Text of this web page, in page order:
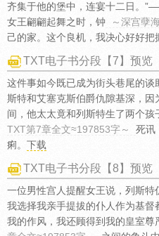
齐集于他的堡中，连宴十二日。
女王翩翩起舞之时，钟
～深宫孽
己的家。这个良机，我决心好好把
TXT电子书分段【7】预览
这件事如今既已成为街头巷尾的谈
斯特和艾塞克斯伯爵仇隙基深，
间，他太太竟和列斯特生了两个
TXT第7章全文≈197853字～
死讯
痢。 下载
TXT电子书分段【8】预览
一位男性宫人提醒女王说，列斯
我选择我亲手提拔的仆人作为基
我的作风，我还顾得到我的皇室